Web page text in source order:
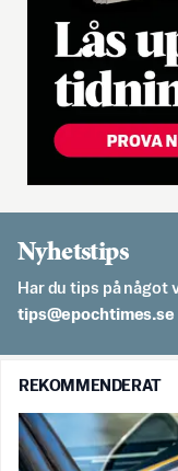
Nyhetstips
Har du tips på något
es.semithcope@spit
REKOMMENDERAT